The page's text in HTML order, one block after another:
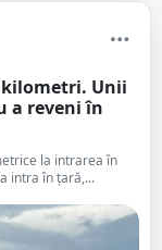
kilometri. Unii
a reveni în
la intrarea în
intra în țară,...